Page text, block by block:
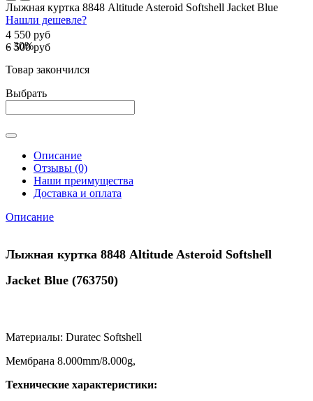
Лыжная куртка 8848 Altitude Asteroid Softshell Jacket Blue
Нашли дешевле?
4 550 руб
6 500 руб
- 30%
Товар закончился
Выбрать
Описание
Отзывы (0)
Наши преимущества
Доставка и оплата
Описание
Лыжная куртка 8848 Altitude Asteroid Softshell
Jacket Blue (763750)
Материалы: Duratec Softshell
Мембрана 8.000mm/8.000g,
Технические характеристики: